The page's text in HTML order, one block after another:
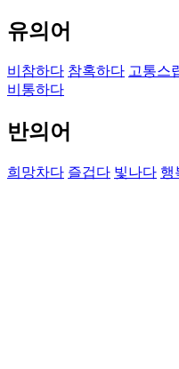
유의어
비참하다 참혹하다 고통스
비통하다
반의어
희망차다 즐겁다 빛나다 행